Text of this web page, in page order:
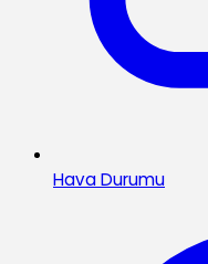
Hava Durumu